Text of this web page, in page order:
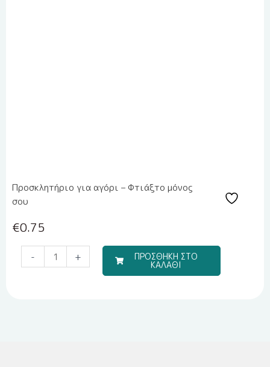
Προσκλητήριο για αγόρι – Φτιάξτο μόνος
σου
€0.75
-
Μπομπονιέρα
Υγρής
+ ΠΡΟΣΘΗΚΗ ΣΤΟ
ΚΑΛΑΘΙ